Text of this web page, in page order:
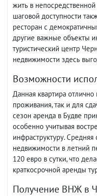
жить в
шаговой доступности
ресторан с
другие важные объекты
туристический центр
недвижимости здесь
Возможности
Данная квартира
проживания, так и для
сезон аренда в Будве
особенно учитывая
инфраструктуру.
недвижимости в летний
120 евро в сутки, что
краткосрочной аренды
Получение ВНЖ в